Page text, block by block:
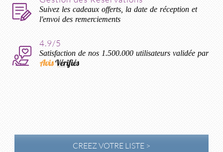
Suivez les cadeaux offerts, la date de réception et
l'envoi des remerciements
4.9/5
Satisfaction de nos 1.500.000 utilisateurs validée par
CREEZ VOTRE LISTE >